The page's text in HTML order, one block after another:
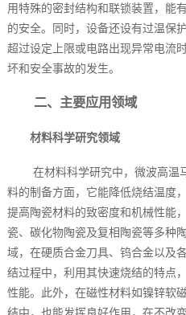
用特殊的密封结构和联锁装置，能
的安全。同时，设备还设有过温保
超过设定上限或电路出现异常电流
坏和安全事故的发生。
二、主要应用领域
材料科学研究领域
在材料科学研究中，微波高温
料的制备方面，它能降低烧结温度
提高陶瓷材料的致密度和机械性能
瓷、碳化物陶瓷及复相陶瓷等多种
域，在硬质合金刀具、钨合金以及
结过程中，利用其快速烧结的特点
性能。此外，在磁性材料如镍锌软